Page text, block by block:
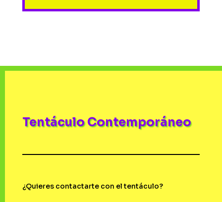
Tentáculo Contemporáneo
¿Quieres contactarte con el tentáculo?